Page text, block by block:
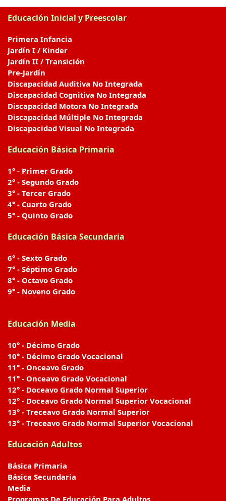
Educación Inicial y Preescolar
Primera Infancia
Jardín I / Kinder
Jardín II / Transición
Pre-Jardín
Discapacidad Auditiva No Integrada
Discapacidad Cognitiva No Integrada
Discapacidad Motora No Integrada
Discapacidad Múltiple No Integrada
Discapacidad Visual No Integrada
Educación Básica Primaria
1° - Primer Grado
2° - Segundo Grado
3° - Tercer Grado
4° - Cuarto Grado
5° - Quinto Grado
Educación Básica Secundaria
6° - Sexto Grado
7° - Séptimo Grado
8° - Octavo Grado
9° - Noveno Grado
Educación Media
10° - Décimo Grado
10° - Décimo Grado Vocacional
11° - Onceavo Grado
11° - Onceavo Grado Vocacional
12° - Doceavo Grado Normal Superior
12° - Doceavo Grado Normal Superior Vocacional
13° - Treceavo Grado Normal Superior
13° - Treceavo Grado Normal Superior Vocacional
Educación Adultos
Básica Primaria
Básica Secundaria
Media
Programas De Educación Para Adultos